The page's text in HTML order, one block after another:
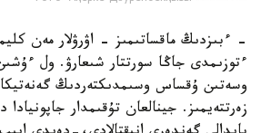
- ءبىزدىڭ ماقساتىمىز - اۋرۋلار مەن
ءتوزىمدى جاڭا سورتتار شىعارۋ. ول
وسەتىن ۇقساس وسىمدىكتەردىڭ
زەرتتەيمىز. جينالعان تۇقىمدار جاپونيادا